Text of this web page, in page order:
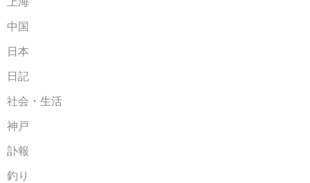
中国
日本
日記
社会・生活
神戸
訃報
釣り